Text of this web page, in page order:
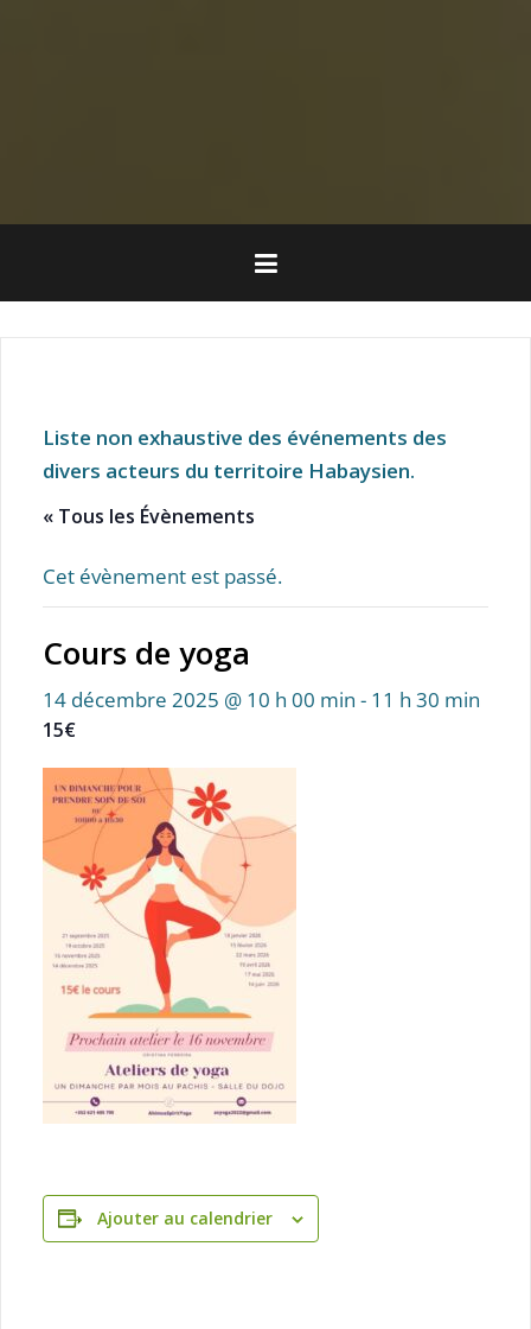
Liste non exhaustive des événements des
divers acteurs du territoire Habaysien.
« Tous les Évènements
Cet évènement est passé.
Cours de yoga
14 décembre 2025 @ 10 h 00 min - 11 h 30 min
15€
Ajouter au calendrier